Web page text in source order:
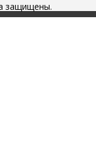
защищены.